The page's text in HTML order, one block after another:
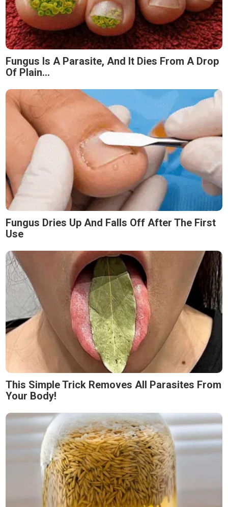
Fungus Is A Parasite, And It Dies From A Drop
Of Plain...
Fungus Dries Up And Falls Off After The First
Use
This Simple Trick Removes All Parasites From
Your Body!